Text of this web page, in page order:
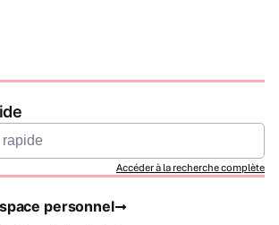
Accéder à la recherche complète
personnel